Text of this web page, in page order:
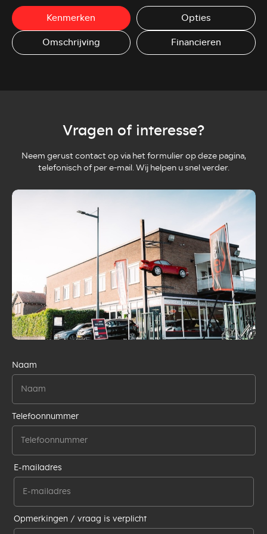
Kenmerken
Opties
Omschrijving
Financieren
Vragen of interesse?
Neem gerust contact op via het formulier op deze pagina,
telefonisch of per e-mail. Wij helpen u snel verder.
Naam
Telefoonnummer
E-mailadres
Opmerkingen / vraag is verplicht